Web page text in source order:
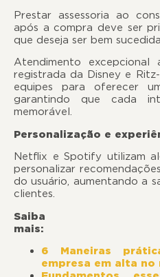
Prestar assessoria ao
após a compra deve ser
que deseja ser bem
Atendimento
registrada da Disney e
equipes para oferecer
garantindo que cada
memorável.
Personalização e
Netflix e Spotify utilizam
personalizar
do usuário, aumentando a
clientes.
Saiba
6 Maneiras
empresa em alta no